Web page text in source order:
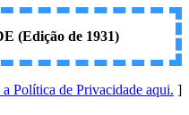
(Edição de 1931)
Política de Privacidade aqui. ]